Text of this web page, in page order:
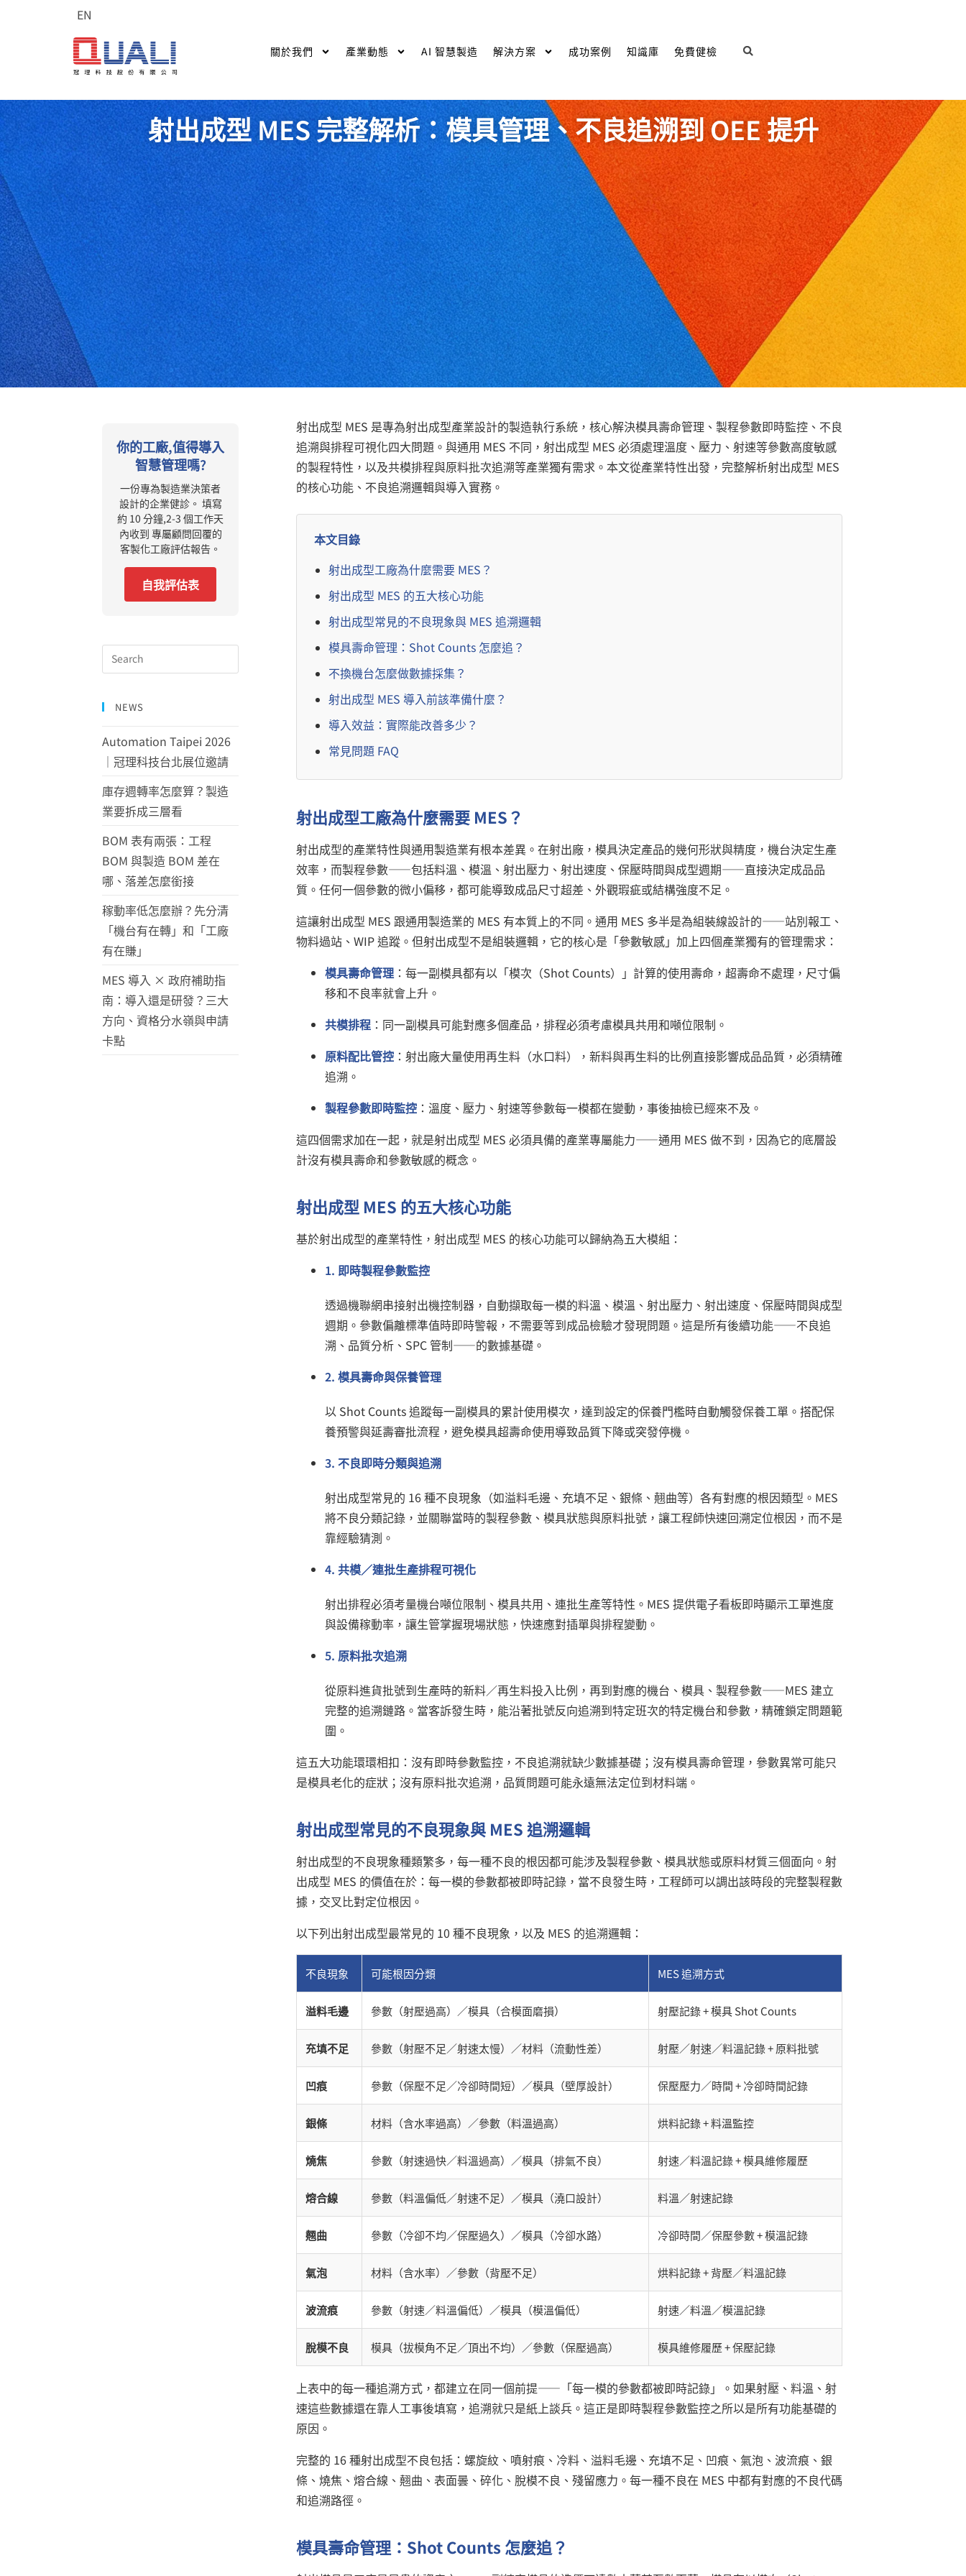
EN
關於我們 產業動態 AI 智慧製造 解決方案 成功案例 知識庫 免費健檢
射出成型 MES 完整解析：模具管理、不良追溯到 OEE 提升
你的工廠,值得導入
智慧管理嗎?
一份專為製造業決策者
設計的企業健診。 填寫
約 10 分鐘,2-3 個工作天
內收到 專屬顧問回覆的
客製化工廠評估報告。
自我評估表
NEWS
Automation Taipei 2026
｜冠理科技台北展位邀請
庫存週轉率怎麼算？製造
業要拆成三層看
BOM 表有兩張：工程
BOM 與製造 BOM 差在
哪、落差怎麼銜接
稼動率低怎麼辦？先分清
「機台有在轉」和「工廠
有在賺」
MES 導入 × 政府補助指
南：導入還是研發？三大
方向、資格分水嶺與申請
卡點
射出成型 MES 是專為射出成型產業設計的製造執行系統，核心解決模具壽命管理、製程參數即時監控、不良
追溯與排程可視化四大問題。與通用 MES 不同，射出成型 MES 必須處理溫度、壓力、射速等參數高度敏感
的製程特性，以及共模排程與原料批次追溯等產業獨有需求。本文從產業特性出發，完整解析射出成型 MES
的核心功能、不良追溯邏輯與導入實務。
本文目錄
射出成型工廠為什麼需要 MES？
射出成型 MES 的五大核心功能
射出成型常見的不良現象與 MES 追溯邏輯
模具壽命管理：Shot Counts 怎麼追？
不換機台怎麼做數據採集？
射出成型 MES 導入前該準備什麼？
導入效益：實際能改善多少？
常見問題 FAQ
射出成型工廠為什麼需要 MES？
射出成型的產業特性與通用製造業有根本差異。在射出廠，模具決定產品的幾何形狀與精度，機台決定生產
效率，而製程參數——包括料溫、模溫、射出壓力、射出速度、保壓時間與成型週期——直接決定成品品
質。任何一個參數的微小偏移，都可能導致成品尺寸超差、外觀瑕疵或結構強度不足。
這讓射出成型 MES 跟通用製造業的 MES 有本質上的不同。通用 MES 多半是為組裝線設計的——站別報工、
物料過站、WIP 追蹤。但射出成型不是組裝邏輯，它的核心是「參數敏感」加上四個產業獨有的管理需求：
模具壽命管理 ：每一副模具都有以「模次（Shot Counts）」計算的使用壽命，超壽命不處理，尺寸偏
移和不良率就會上升。
共模排程 ：同一副模具可能對應多個產品，排程必須考慮模具共用和噸位限制。
原料配比管控 ：射出廠大量使用再生料（水口料），新料與再生料的比例直接影響成品品質，必須精確
追溯。
製程參數即時監控 ：溫度、壓力、射速等參數每一模都在變動，事後抽檢已經來不及。
這四個需求加在一起，就是射出成型 MES 必須具備的產業專屬能力——通用 MES 做不到，因為它的底層設
計沒有模具壽命和參數敏感的概念。
射出成型 MES 的五大核心功能
基於射出成型的產業特性，射出成型 MES 的核心功能可以歸納為五大模組：
1. 即時製程參數監控
透過機聯網串接射出機控制器，自動擷取每一模的料溫、模溫、射出壓力、射出速度、保壓時間與成型
週期。參數偏離標準值時即時警報，不需要等到成品檢驗才發現問題。這是所有後續功能——不良追
溯、品質分析、SPC 管制——的數據基礎。
2. 模具壽命與保養管理
以 Shot Counts 追蹤每一副模具的累計使用模次，達到設定的保養門檻時自動觸發保養工單。搭配保
養預警與延壽審批流程，避免模具超壽命使用導致品質下降或突發停機。
3. 不良即時分類與追溯
射出成型常見的 16 種不良現象（如溢料毛邊、充填不足、銀條、翹曲等）各有對應的根因類型。MES
將不良分類記錄，並關聯當時的製程參數、模具狀態與原料批號，讓工程師快速回溯定位根因，而不是
靠經驗猜測。
4. 共模／連批生產排程可視化
射出排程必須考量機台噸位限制、模具共用、連批生產等特性。MES 提供電子看板即時顯示工單進度
與設備稼動率，讓生管掌握現場狀態，快速應對插單與排程變動。
5. 原料批次追溯
從原料進貨批號到生產時的新料／再生料投入比例，再到對應的機台、模具、製程參數——MES 建立
完整的追溯鏈路。當客訴發生時，能沿著批號反向追溯到特定班次的特定機台和參數，精確鎖定問題範
圍。
這五大功能環環相扣：沒有即時參數監控，不良追溯就缺少數據基礎；沒有模具壽命管理，參數異常可能只
是模具老化的症狀；沒有原料批次追溯，品質問題可能永遠無法定位到材料端。
射出成型常見的不良現象與 MES 追溯邏輯
射出成型的不良現象種類繁多，每一種不良的根因都可能涉及製程參數、模具狀態或原料材質三個面向。射
出成型 MES 的價值在於：每一模的參數都被即時記錄，當不良發生時，工程師可以調出該時段的完整製程數
據，交叉比對定位根因。
以下列出射出成型最常見的 10 種不良現象，以及 MES 的追溯邏輯：
不良現象 可能根因分類 MES 追溯方式
溢料毛邊 參數（射壓過高）／模具（合模面磨損） 射壓記錄 + 模具 Shot Counts
充填不足 參數（射壓不足／射速太慢）／材料（流動性差） 射壓／射速／料溫記錄 + 原料批號
凹痕 參數（保壓不足／冷卻時間短）／模具（壁厚設計） 保壓壓力／時間 + 冷卻時間記錄
銀條 材料（含水率過高）／參數（料溫過高） 烘料記錄 + 料溫監控
燒焦 參數（射速過快／料溫過高）／模具（排氣不良） 射速／料溫記錄 + 模具維修履歷
熔合線 參數（料溫偏低／射速不足）／模具（澆口設計） 料溫／射速記錄
翹曲 參數（冷卻不均／保壓過久）／模具（冷卻水路） 冷卻時間／保壓參數 + 模溫記錄
氣泡 材料（含水率）／參數（背壓不足） 烘料記錄 + 背壓／料溫記錄
波流痕 參數（射速／料溫偏低）／模具（模溫偏低） 射速／料溫／模溫記錄
脫模不良 模具（拔模角不足／頂出不均）／參數（保壓過高） 模具維修履歷 + 保壓記錄
上表中的每一種追溯方式，都建立在同一個前提——「每一模的參數都被即時記錄」。如果射壓、料溫、射
速這些數據還在靠人工事後填寫，追溯就只是紙上談兵。這正是即時製程參數監控之所以是所有功能基礎的
原因。
完整的 16 種射出成型不良包括：螺旋紋、噴射痕、冷料、溢料毛邊、充填不足、凹痕、氣泡、波流痕、銀
條、燒焦、熔合線、翹曲、表面曇、碎化、脫模不良、殘留應力。每一種不良在 MES 中都有對應的不良代碼
和追溯路徑。
模具壽命管理：Shot Counts 怎麼追？